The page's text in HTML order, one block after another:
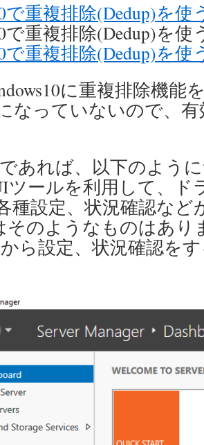
で重複排除(Dedup)を使
で重複排除(Dedup)を使
で重複排除(Dedup)を使
に重複排除機能
なっていないので、
あれば、以下のよう
ツールを利用して、ド
種設定、状況確認な
そのようなものはあり
から設定、状況確認を